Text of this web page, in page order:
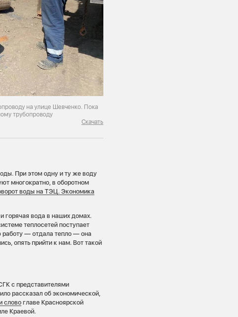
на улице Шевченко. Пока
трубопроводу
Скачать
При этом одну и ту же воду
многократно, в оборотном
воды на ТЭЦ. Экономика
горячая вода в наших домах.
теплосетей поступает
работу — отдала тепло — она
опять прийти к нам. Вот такой
с представителями
рассказал об экономической,
слово главе Красноярской
Краевой.